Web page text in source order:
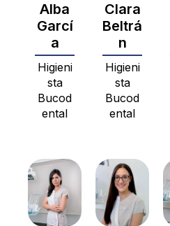
Alba
Garcí
a
Higieni
sta
Bucod
ental
Clara
Beltrá
n
Higieni
sta
Bucod
ental